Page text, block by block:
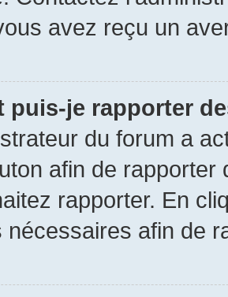
avez reçu un
puis-je rapporter
du forum a
afin de
rapporter. En
nécessaires afin de